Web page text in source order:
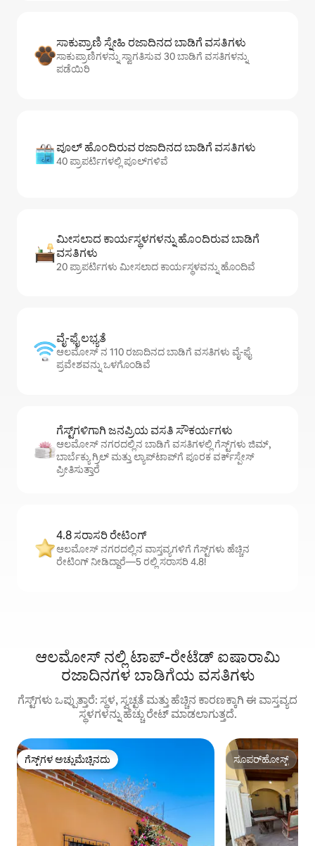
ಸಾಕುಪ್ರಾಣಿ ಸ್ನೇಹಿ ರಜಾದಿನದ ಬಾಡಿಗೆ ವಸತಿಗಳು
ಸಾಕುಪ್ರಾಣಿಗಳನ್ನು ಸ್ವಾಗತಿಸುವ 30 ಬಾಡಿಗೆ ವಸತಿಗಳನ್ನು
ಪಡೆಯಿರಿ
ಪೂಲ್ ಹೊಂದಿರುವ ರಜಾದಿನದ ಬಾಡಿಗೆ ವಸತಿಗಳು
40 ಪ್ರಾಪರ್ಟಿಗಳಲ್ಲಿ ಪೂಲ್‌‌‌‌‌‌‌‌‌ಗಳಿವೆ
ಮೀಸಲಾದ ಕಾರ್ಯಸ್ಥಳಗಳನ್ನು ಹೊಂದಿರುವ ಬಾಡಿಗೆ
ವಸತಿಗಳು
20 ಪ್ರಾಪರ್ಟಿಗಳು ಮೀಸಲಾದ ಕಾರ್ಯಸ್ಥಳವನ್ನು ಹೊಂದಿವೆ
ವೈ-ಫೈ ಲಭ್ಯತೆ
ಆಲಮೋಸ್ ನ 110 ರಜಾದಿನದ ಬಾಡಿಗೆ ವಸತಿಗಳು ವೈ-ಫೈ
ಪ್ರವೇಶವನ್ನು ಒಳಗೊಂಡಿವೆ
ಗೆಸ್ಟ್‌ಗಳಿಗಾಗಿ ಜನಪ್ರಿಯ ವಸತಿ ಸೌಕರ್ಯಗಳು
ಆಲಮೋಸ್ ನಗರದಲ್ಲಿನ ಬಾಡಿಗೆ ವಸತಿಗಳಲ್ಲಿ ಗೆಸ್ಟ್‌ಗಳು ಜಿಮ್,
ಬಾರ್ಬೆಕ್ಯು ಗ್ರಿಲ್ ಮತ್ತು ಲ್ಯಾಪ್‌ಟಾಪ್‌ಗೆ ಪೂರಕ ವರ್ಕ್‌ಸ್ಪೇಸ್
ಪ್ರೀತಿಸುತ್ತಾರೆ
4.8 ಸರಾಸರಿ ರೇಟಿಂಗ್
ಆಲಮೋಸ್ ನಗರದಲ್ಲಿನ ವಾಸ್ತವ್ಯಗಳಿಗೆ ಗೆಸ್ಟ್‌ಗಳು ಹೆಚ್ಚಿನ
ರೇಟಿಂಗ್ ನೀಡಿದ್ದಾರೆ—5 ರಲ್ಲಿ ಸರಾಸರಿ 4.8!
ಆಲಮೋಸ್ ನಲ್ಲಿ ಟಾಪ್-ರೇಟೆಡ್ ಐಷಾರಾಮಿ
ರಜಾದಿನಗಳ ಬಾಡಿಗೆಯ ವಸತಿಗಳು
ಗೆಸ್ಟ್‌ಗಳು ಒಪ್ಪುತ್ತಾರೆ: ಸ್ಥಳ, ಸ್ವಚ್ಛತೆ ಮತ್ತು ಹೆಚ್ಚಿನ ಕಾರಣಕ್ಕಾಗಿ ಈ ವಾಸ್ತವ್ಯದ
ಸ್ಥಳಗಳನ್ನು ಹೆಚ್ಚು ರೇಟ್ ಮಾಡಲಾಗುತ್ತದೆ.
ಗೆಸ್ಟ್‌ಗಳ ಅಚ್ಚುಮೆಚ್ಚಿನದು
ಗೆಸ್ಟ್‌ಗಳ ಅಚ್ಚುಮೆಚ್ಚಿನದು ಸೂಪರ್‌ಹೋಸ್ಟ್
ಸೂಪರ್‌ಹೋಸ್ಟ್